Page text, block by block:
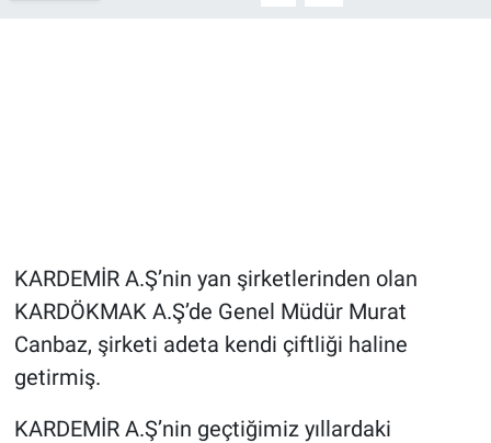
KARDEMİR A.Ş’nin yan şirketlerinden olan
KARDÖKMAK A.Ş’de Genel Müdür Murat
Canbaz, şirketi adeta kendi çiftliği haline
getirmiş.
KARDEMİR A.Ş’nin geçtiğimiz yıllardaki